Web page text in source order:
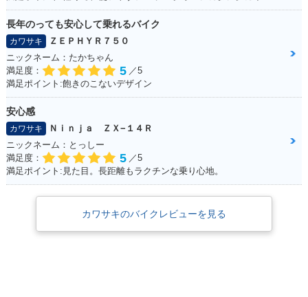
長年のっても安心して乗れるバイク
カワサキ
ＺＥＰＨＹＲ７５０
ニックネーム：たかちゃん
満足度：
5 ／5
満足ポイント:飽きのこないデザイン
安心感
カワサキ
Ｎｉｎｊａ ＺＸ−１４Ｒ
ニックネーム：とっしー
満足度：
5 ／5
満足ポイント:見た目。長距離もラクチンな乗り心地。
カワサキのバイクレビューを見る